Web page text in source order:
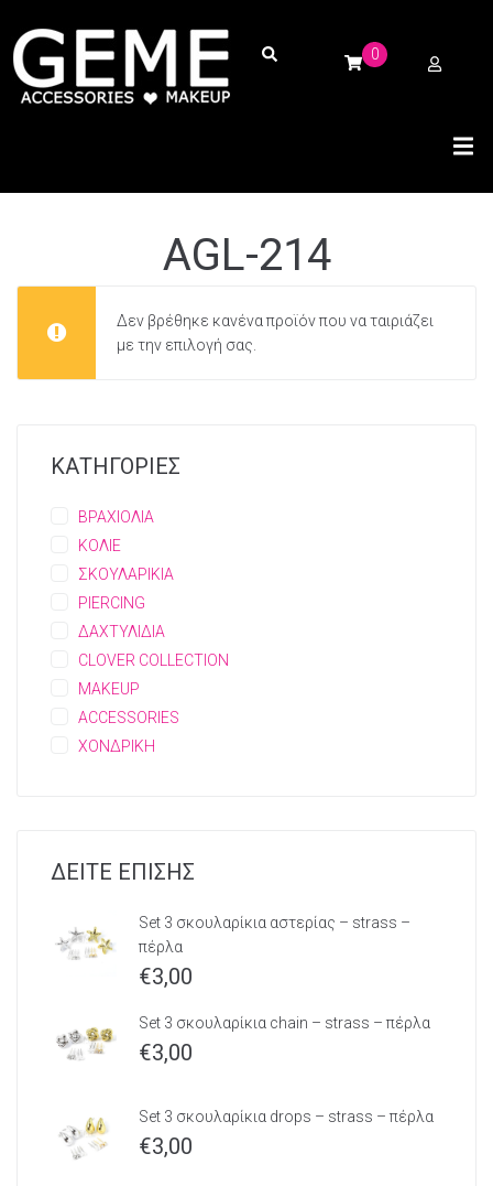
0
AGL-214
Δεν βρέθηκε κανένα προϊόν που να ταιριάζει
με την επιλογή σας.
ΚΑΤΗΓΟΡΙΕΣ
ΒΡΑΧΙΟΛΙΑ
ΚΟΛΙΕ
ΣΚΟΥΛΑΡΙΚΙΑ
PIERCING
ΔΑΧΤΥΛΙΔΙΑ
CLOVER COLLECTION
MAKEUP
ACCESSORIES
ΧΟΝΔΡΙΚΗ
ΔΕΙΤΕ ΕΠΙΣΗΣ
Set 3 σκουλαρίκια αστερίας – strass –
πέρλα
€3,00
Set 3 σκουλαρίκια chain – strass – πέρλα
€3,00
Set 3 σκουλαρίκια drops – strass – πέρλα
€3,00